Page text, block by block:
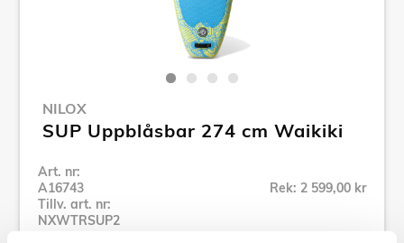
NILOX
SUP Uppblåsbar 274 cm Waikiki
Art. nr:
A16743
Tillv. art. nr:
NXWTRSUP2
Rek: 2 599,00 kr